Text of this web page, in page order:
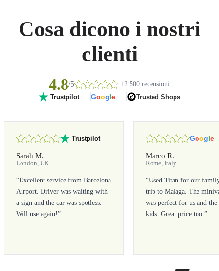
Cosa dicono i nostri
clienti
4.8/5 +2.500 recensioni
Trustpilot Google Trusted Shops
Trustpilot
Sarah M.
London, UK
“Excellent service from Barcelona
Airport. Driver was waiting with
a sign and the car was spotless.
Will use again!”
Google
Marco R.
Rome, Italy
“Used Titan for our
trip to Malaga. The
was perfect for us and the
kids. Great price too.”